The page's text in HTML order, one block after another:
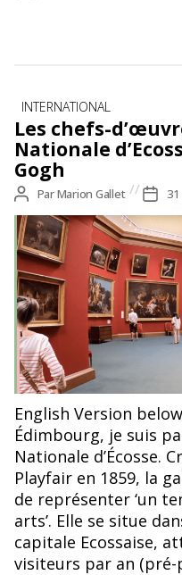
Catégories
INTERNATIONAL
Les chefs-
Nationale
Gogh
Auteur
de
l’article
ParMarion Gallet
Date
de
Crédit : vidéo YouTube
English Version
Édimbourg, je suis
Nationale d’Écosse.
Playfair en 1859, la
de représenter ‘un
arts’. Elle se situe
capitale Ecossaise,
visiteurs par an (pré-